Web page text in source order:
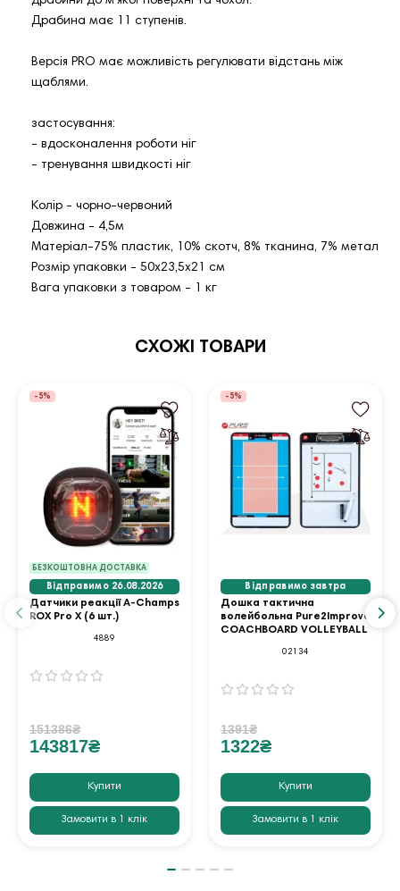
Драбина має 11 ступенів.
Версія PRO має можливість регулювати відстань між
щаблями.
застосування:
- вдосконалення роботи ніг
- тренування швидкості ніг
Колір - чорно-червоний
Довжина - 4,5м
Матеріал-75% пластик, 10% скотч, 8% тканина, 7% метал
Розмір упаковки - 50х23,5х21 см
Вага упаковки з товаром - 1 кг
СХОЖІ ТОВАРИ
БЕЗКОШТОВНА ДОСТАВКА
-5%
Відправимо 26.08.2026
Датчики реакції A-Champs
ROX Pro X (6 шт.)
4889
151386₴
143817₴
Купити
Замовити в 1 клік
-5%
Відправимо завтра
Дошка тактична
волейбольна Pure2Improve
COACHBOARD VOLLEYBALL
02134
1391₴
1322₴
Купити
Замовити в 1 клік